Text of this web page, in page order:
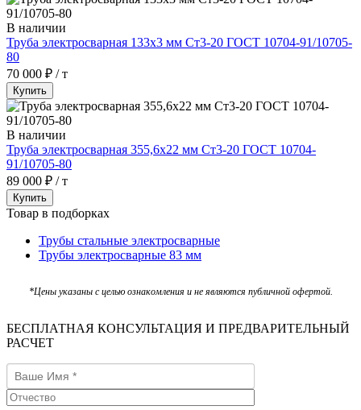
В наличии
Труба электросварная 133х3 мм Ст3-20 ГОСТ 10704-91/10705-
80
70 000 ₽ / т
Купить
В наличии
Труба электросварная 355,6х22 мм Ст3-20 ГОСТ 10704-
91/10705-80
89 000 ₽ / т
Купить
Товар в подборках
Трубы стальные электросварные
Трубы электросварные 83 мм
*Цены указаны с целью ознакомления и не являются публичной офертой.
БЕСПЛАТНАЯ КОНСУЛЬТАЦИЯ И ПРЕДВАРИТЕЛЬНЫЙ
РАСЧЕТ